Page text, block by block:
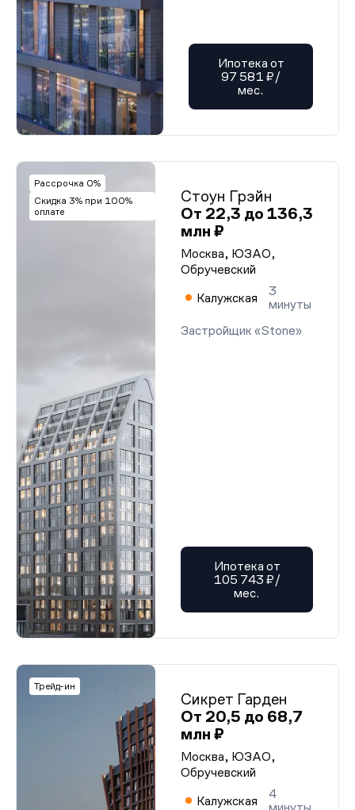
Ипотека от
97 581 ₽/
мес.
Рассрочка 0%
Скидка 3% при 100%
оплате
Стоун Грэйн
От 22,3 до 136,3
млн ₽
Москва, ЮЗАО,
Обручевский
Калужская
3
минуты
Застройщик «Stone»
Ипотека от
105 743 ₽/
мес.
Трейд-ин
Сикрет Гарден
От 20,5 до 68,7
млн ₽
Москва, ЮЗАО,
Обручевский
Калужская
4
минуты